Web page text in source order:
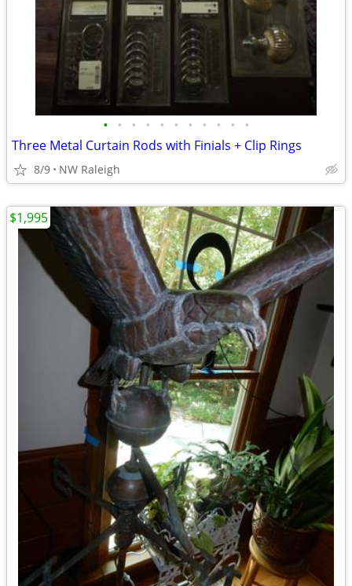
• • • • • • • • • • •
Three Metal Curtain Rods with Finials + Clip Rings
8/9 NW Raleigh
$1,995